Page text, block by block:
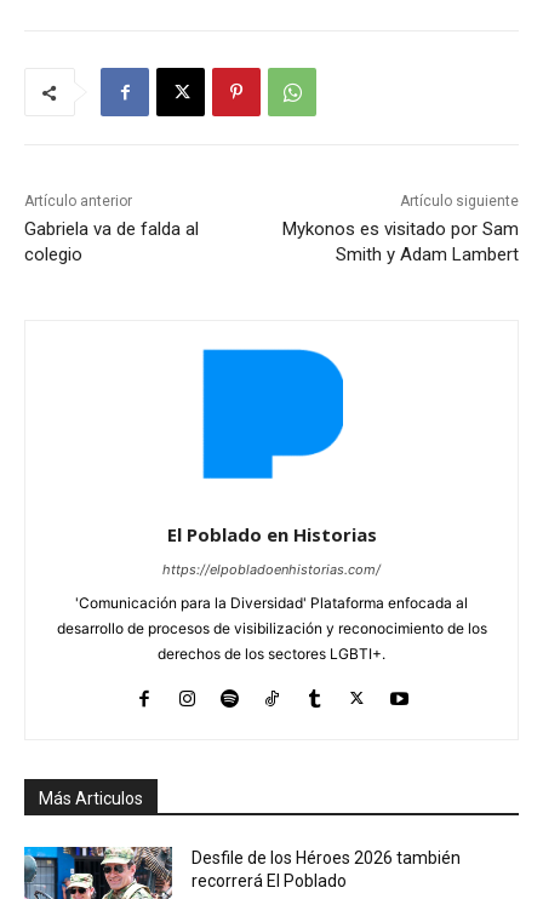
Artículo anterior
Gabriela va de falda al
colegio
Artículo siguiente
Mykonos es visitado por Sam
Smith y Adam Lambert
El Poblado en Historias
https://elpobladoenhistorias.com/
'Comunicación para la Diversidad' Plataforma enfocada al
desarrollo de procesos de visibilización y reconocimiento de los
derechos de los sectores LGBTI+.
Más Articulos
Desfile de los Héroes 2026 también
recorrerá El Poblado